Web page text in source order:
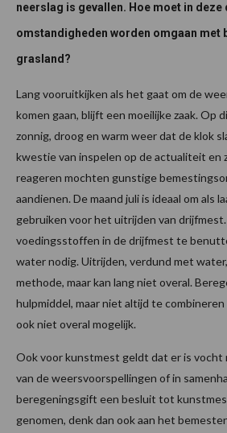
neerslag is gevallen. Hoe moet in deze
omstandigheden worden omgaan met
grasland?
Lang vooruitkijken als het gaat om de
komen gaan, blijft een moeilijke zaak. Op
zonnig, droog en warm weer dat de klok
kwestie van inspelen op de actualiteit en
reageren mochten gunstige
aandienen. De maand juli is ideaal om als
gebruiken voor het uitrijden van
voedingsstoffen in de drijfmest te
water nodig. Uitrijden, verdund met
methode, maar kan lang niet overal.
hulpmiddel, maar niet altijd te
ook niet overal mogelijk.
Ook voor kunstmest geldt dat er is vocht
van de weersvoorspellingen of in
beregeningsgift een besluit tot
genomen, denk dan ook aan het